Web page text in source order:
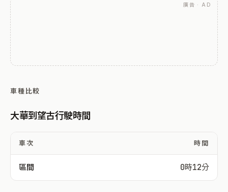
廣告 · AD
車種比較
大華到望古行駛時間
車次 時間
區間 0時12分